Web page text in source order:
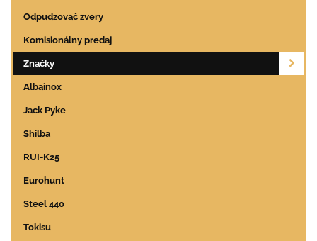
Odpudzovač zvery
Komisionálny predaj
Značky
Albainox
Jack Pyke
Shilba
RUI-K25
Eurohunt
Steel 440
Tokisu